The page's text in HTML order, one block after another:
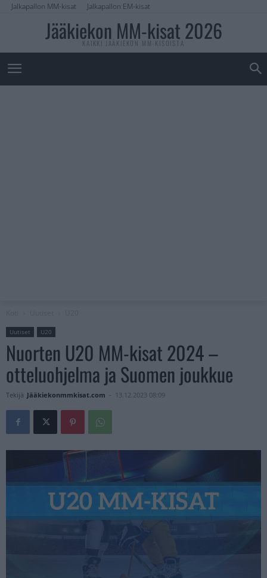
Jalkapallon MM-kisat Jalkapallon EM-kisat
Jääkiekon MM-kisat 2026
KAIKKI JÄÄKIEKON MM-KISOISTA
Uutiset U20
Nuorten U20 MM-kisat 2024 –
otteluohjelma ja Suomen joukkue
Tekijä Jääkiekonmmkisat.com - 13.12.2023 08:09